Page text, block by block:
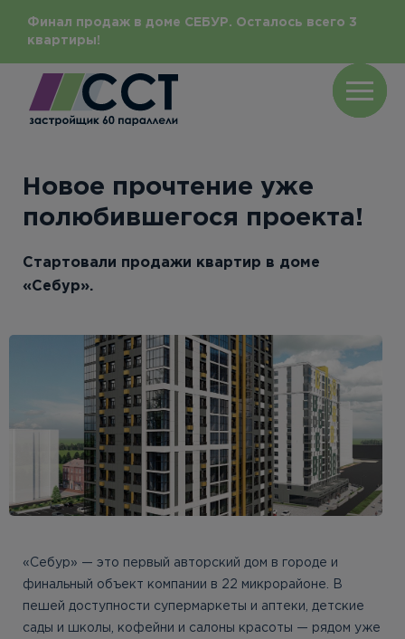
Финал продаж в доме СЕБУР. Осталось всего 3
квартиры!
Новое прочтение уже
полюбившегося проекта!
Стартовали продажи квартир в доме
«Себур».
«Себур» — это первый авторский дом в городе и
финальный объект компании в 22 микрорайоне. В
пешей доступности супермаркеты и аптеки, детские
сады и школы, кофейни и салоны красоты — рядом уже